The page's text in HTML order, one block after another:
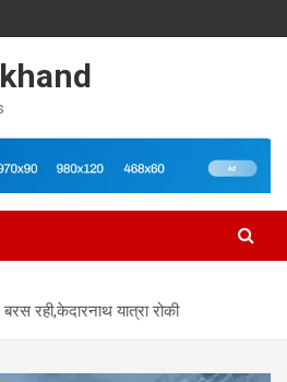
रही,केदारनाथ यात्रा रोकी